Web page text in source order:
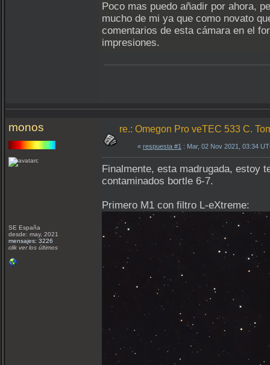
Poco mas puedo añadir por ahora,
mucho de mi ya que como novato
comentarios de esta cámara en el
impresiones.
monos
SE España
desde: may, 2021
mensajes: 3226
clik ver los últimos
re.: Omegon Pro veTEC 533 C.
« respuesta #1 : Mar, 02 Nov 2021, 03:34
Finalmente, esta madrugada, estoy
contaminados bortle 6-7.
Primero M1 con filtro L-eXtreme: